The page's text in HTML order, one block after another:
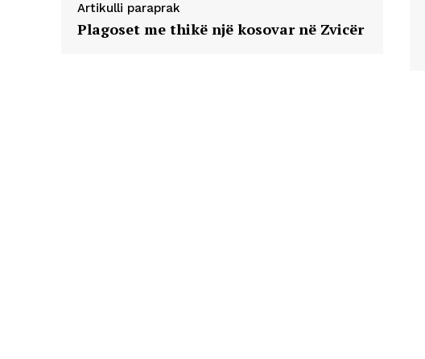
Artikulli paraprak
Plagoset me thikë një kosovar në Zvicër